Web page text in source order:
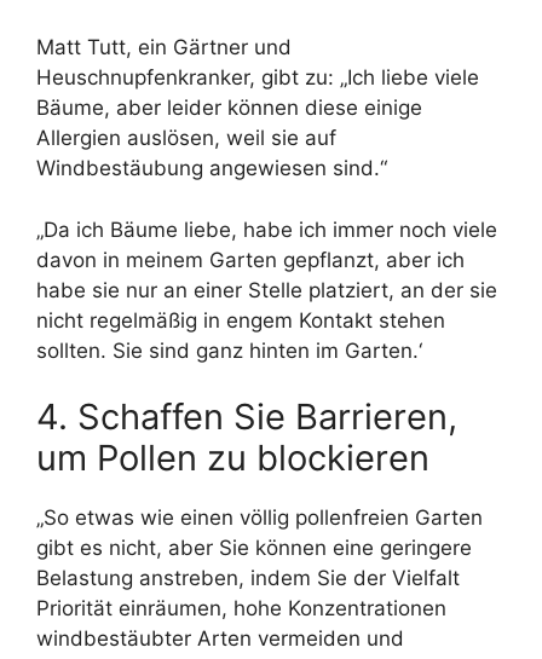
Matt Tutt, ein Gärtner und
Heuschnupfenkranker, gibt zu: „Ich liebe viele
Bäume, aber leider können diese einige
Allergien auslösen, weil sie auf
Windbestäubung angewiesen sind.“
„Da ich Bäume liebe, habe ich immer noch viele
davon in meinem Garten gepflanzt, aber ich
habe sie nur an einer Stelle platziert, an der sie
nicht regelmäßig in engem Kontakt stehen
sollten. Sie sind ganz hinten im Garten.‘
4. Schaffen Sie Barrieren,
um Pollen zu blockieren
„So etwas wie einen völlig pollenfreien Garten
gibt es nicht, aber Sie können eine geringere
Belastung anstreben, indem Sie der Vielfalt
Priorität einräumen, hohe Konzentrationen
windbestäubter Arten vermeiden und